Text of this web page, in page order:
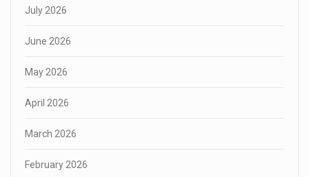
July 2026
June 2026
May 2026
April 2026
March 2026
February 2026